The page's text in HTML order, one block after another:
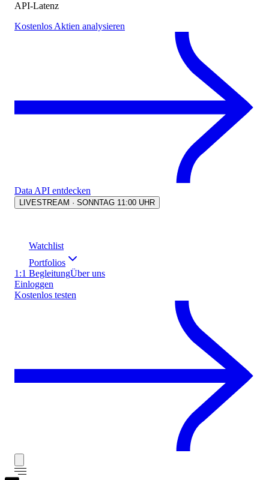
API-Latenz
Kostenlos Aktien analysieren
Data API entdecken
LIVESTREAM · SONNTAG 11:00 UHR
Watchlist
Portfolios
1:1 BegleitungÜber uns
Einloggen
Kostenlos testen